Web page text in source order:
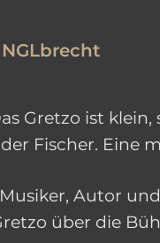
Gretzo ist
Fischer. Eine
Autor
über die